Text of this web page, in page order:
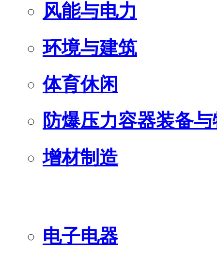
风能与电力
环境与建筑
体育休闲
防爆压力容器装备
增材制造
电子电器